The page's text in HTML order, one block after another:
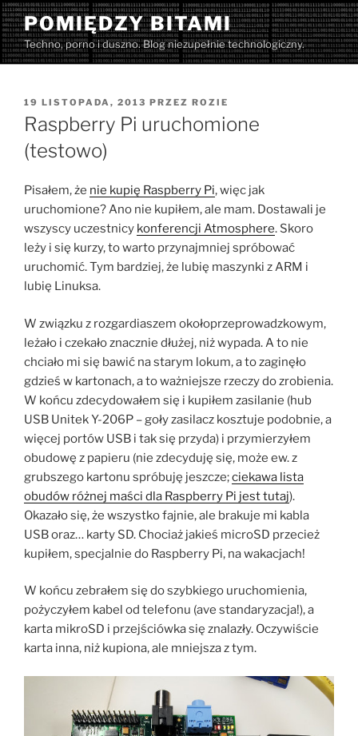
Przejdź
do
treści
POMIĘDZY BITAMI
Techno, porno i duszno. Blog niezupełnie technologiczny.
OPUBLIKOWANE
W
19 LISTOPADA, 2013 PRZEZ ROZIE
Raspberry Pi uruchomione
(testowo)
Pisałem, że nie kupię Raspberry Pi, więc jak
uruchomione? Ano nie kupiłem, ale mam. Dostawali je
wszyscy uczestnicy konferencji Atmosphere. Skoro
leży i się kurzy, to warto przynajmniej spróbować
uruchomić. Tym bardziej, że lubię maszynki z ARM i
lubię Linuksa.
W związku z rozgardiaszem okołoprzeprowadzkowym,
leżało i czekało znacznie dłużej, niż wypada. A to nie
chciało mi się bawić na starym lokum, a to zaginęło
gdzieś w kartonach, a to ważniejsze rzeczy do zrobienia.
W końcu zdecydowałem się i kupiłem zasilanie (hub
USB Unitek Y-206P – goły zasilacz kosztuje podobnie, a
więcej portów USB i tak się przyda) i przymierzyłem
obudowę z papieru (nie zdecyduję się, może ew. z
grubszego kartonu spróbuję jeszcze;ciekawa lista
obudów różnej maści dla Raspberry Pi jest tutaj).
Okazało się, że wszystko fajnie, ale brakuje mi kabla
USB oraz… karty SD. Chociaż jakieś microSD przecież
kupiłem, specjalnie do Raspberry Pi, na wakacjach!
W końcu zebrałem się do szybkiego uruchomienia,
pożyczyłem kabel od telefonu (ave standaryzacja!), a
karta mikroSD i przejściówka się znalazły. Oczywiście
karta inna, niż kupiona, ale mniejsza z tym.